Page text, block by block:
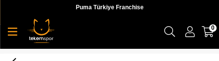
Puma Türkiye Franchise
0